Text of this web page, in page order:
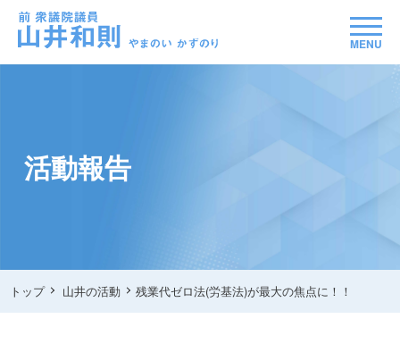
MENU
活動報告
トップ 山井の活動 残業代ゼロ法(労基法)が最大の焦点に！！